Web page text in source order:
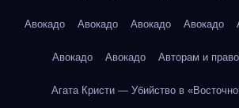
Авокадо Авокадо Авокадо Авокадо
Авокадо Авокадо Авторам и
Агата Кристи — Убийство в